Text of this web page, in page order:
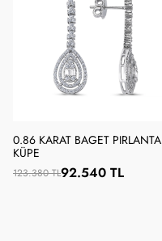
0.86 KARAT BAGET PIRLANTA
KÜPE
123.380 TL92.540 TL